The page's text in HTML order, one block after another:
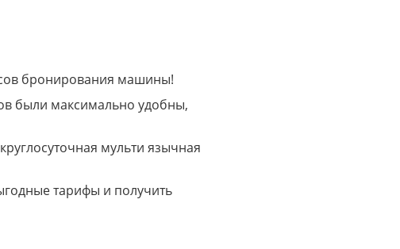
бронирования машины!
были максимально удобны,
мульти язычная
тарифы и получить